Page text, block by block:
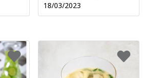
18/03/2023